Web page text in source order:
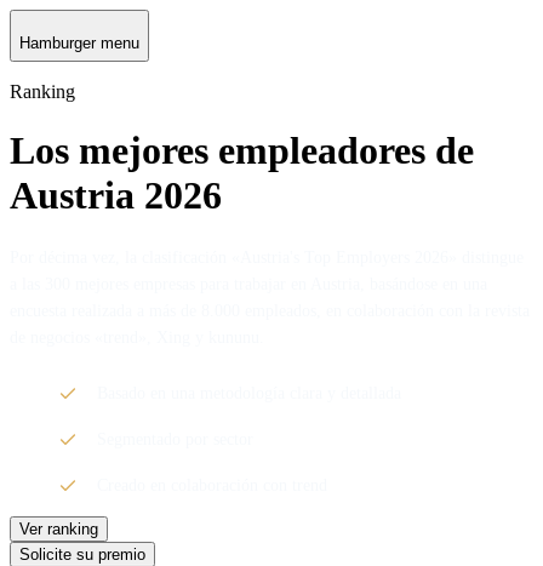
Hamburger menu
Ranking
Los mejores empleadores de
Austria 2026
Ver ranking
Solicite su premio